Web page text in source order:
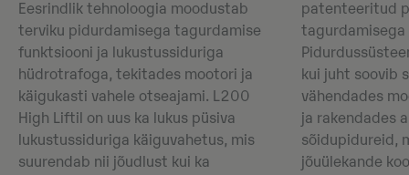
Eesrindlik tehnoloogia moodustab
terviku pidurdamisega tagurdamise
funktsiooni ja lukustussiduriga
hüdrotrafoga, tekitades mootori ja
käigukasti vahele otseajami. L200
High Liftil on uus ka lukus püsiva
lukustussiduriga käiguvahetus, mis
suurendab nii jõudlust kui ka
patenteeritud
tagurdamisega
kui juht soovib
vähendades
ja rakendades
sõidupidureid,
jõuülekande